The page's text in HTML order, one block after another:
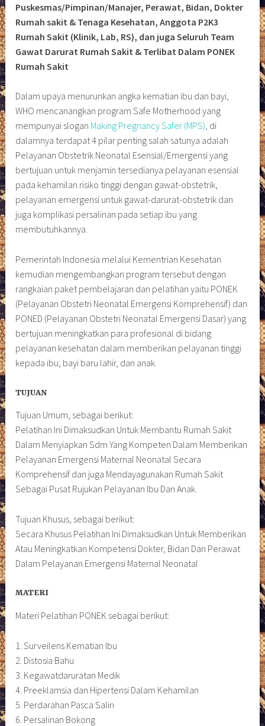
Puskesmas/Pimpinan/Manajer, Perawat, Bidan, Dokter
Rumah sakit & Tenaga Kesehatan, Anggota P2K3
Rumah Sakit (Klinik, Lab, RS), dan juga Seluruh Team
Gawat Darurat Rumah Sakit & Terlibat Dalam PONEK
Rumah Sakit
Dalam upaya menurunkan angka kematian ibu dan bayi,
WHO mencanangkan program Safe Motherhood yang
mempunyai slogan Making Pregnancy Safer (MPS), di
dalamnya terdapat 4 pilar penting salah satunya adalah
Pelayanan Obstetrik Neonatal Esensial/Emergensi yang
bertujuan untuk menjamin tersedianya pelayanan esensial
pada kehamilan risiko tinggi dengan gawat-obstetrik,
pelayanan emergensi untuk gawat-darurat-obstetrik dan
juga komplikasi persalinan pada setiap ibu yang
membutuhkannya.
Pemerintah Indonesia melalui Kementrian Kesehatan
kemudian mengembangkan program tersebut dengan
rangkaian paket pembelajaran dan pelatihan yaitu PONEK
(Pelayanan Obstetri Neonatal Emergensi Komprehensif) dan
PONED (Pelayanan Obstetri Neonatal Emergensi Dasar) yang
bertujuan meningkatkan para profesional di bidang
pelayanan kesehatan dalam memberikan pelayanan tinggi
kepada ibu, bayi baru lahir, dan anak.
TUJUAN
Tujuan Umum, sebagai berikut:
Pelatihan Ini Dimaksudkan Untuk Membantu Rumah Sakit
Dalam Menyiapkan Sdm Yang Kompeten Dalam Memberikan
Pelayanan Emergensi Maternal Neonatal Secara
Komprehensif dan juga Mendayagunakan Rumah Sakit
Sebagai Pusat Rujukan Pelayanan Ibu Dan Anak.
Tujuan Khusus, sebagai berikut:
Secara Khusus Pelatihan Ini Dimaksudkan Untuk Memberikan
Atau Meningkatkan Kompetensi Dokter, Bidan Dan Perawat
Dalam Pelayanan Emergensi Maternal Neonatal
MATERI
Materi Pelatihan PONEK sebagai berikut:
1. Surveilens Kematian Ibu
2. Distosia Bahu
3. Kegawatdaruratan Medik
4. Preeklamsia dan Hipertensi Dalam Kehamilan
5. Perdarahan Pasca Salin
6. Persalinan Bokong